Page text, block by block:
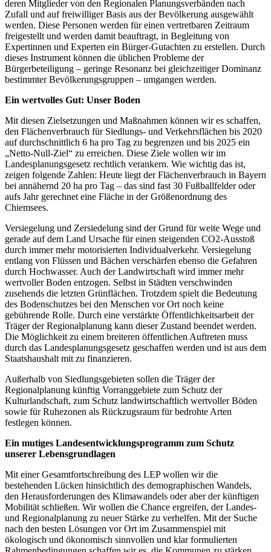
deren Mitglieder von den Regionalen Planungsverbänden nach
Zufall und auf freiwilliger Basis aus der Bevölkerung ausgewählt
werden. Diese Personen werden für einen vertretbaren Zeitraum
freigestellt und werden damit beauftragt, in Begleitung von
Expertinnen und Experten ein Bürger-Gutachten zu erstellen. Durch
dieses Instrument können die üblichen Probleme der
Bürgerbeteiligung – geringe Resonanz bei gleichzeitiger Dominanz
bestimmter Bevölkerungsgruppen – umgangen werden.
Ein wertvolles Gut: Unser Boden
Mit diesen Zielsetzungen und Maßnahmen können wir es schaffen,
den Flächenverbrauch für Siedlungs- und Verkehrsflächen bis 2020
auf durchschnittlich 6 ha pro Tag zu begrenzen und bis 2025 ein
„Netto-Null-Ziel“ zu erreichen. Diese Ziele wollen wir im
Landesplanungsgesetz rechtlich verankern. Wie wichtig das ist,
zeigen folgende Zahlen: Heute liegt der Flächenverbrauch in Bayern
bei annähernd 20 ha pro Tag – das sind fast 30 Fußballfelder oder
aufs Jahr gerechnet eine Fläche in der Größenordnung des
Chiemsees.
Versiegelung und Zersiedelung sind der Grund für weite Wege und
gerade auf dem Land Ursache für einen steigenden CO2-Ausstoß
durch immer mehr motorisierten Individualverkehr. Versiegelung
entlang von Flüssen und Bächen verschärfen ebenso die Gefahren
durch Hochwasser. Auch der Landwirtschaft wird immer mehr
wertvoller Boden entzogen. Selbst in Städten verschwinden
zusehends die letzten Grünflächen. Trotzdem spielt die Bedeutung
des Bodenschutzes bei den Menschen vor Ort noch keine
gebührende Rolle. Durch eine verstärkte Öffentlichkeitsarbeit der
Träger der Regionalplanung kann dieser Zustand beendet werden.
Die Möglichkeit zu einem breiteren öffentlichen Auftreten muss
durch das Landesplanungsgesetz geschaffen werden und ist aus dem
Staatshaushalt mit zu finanzieren.
Außerhalb von Siedlungsgebieten sollen die Träger der
Regionalplanung künftig Vorranggebiete zum Schutz der
Kulturlandschaft, zum Schutz landwirtschaftlich wertvoller Böden
sowie für Ruhezonen als Rückzugsraum für bedrohte Arten
festlegen können.
Ein mutiges Landesentwicklungsprogramm zum Schutz
unserer Lebensgrundlagen
Mit einer Gesamtfortschreibung des LEP wollen wir die
bestehenden Lücken hinsichtlich des demographischen Wandels,
den Herausforderungen des Klimawandels oder aber der künftigen
Mobilität schließen. Wir wollen die Chance ergreifen, der Landes-
und Regionalplanung zu neuer Stärke zu verhelfen. Mit der Suche
nach den besten Lösungen vor Ort im Zusammenspiel mit
ökologisch und ökonomisch sinnvollen und klar formulierten